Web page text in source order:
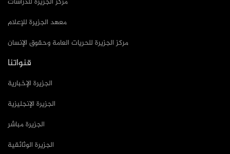
معهد الجزيرة للإعلام
مركز الجزيرة للحريات العامة وحقوق الإنسان
قنواتنا
الجزيرة الإخبارية
الجزيرة الإنجليزية
الجزيرة مباشر
الجزيرة الوثائقية